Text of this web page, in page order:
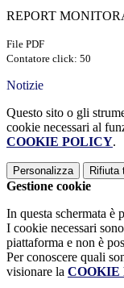
REPORT
File PDF
Contatore click: 50
Notizie
Questo sito o gli
cookie necessari al
COOKIE POLICY.
Personalizza Rifiuta
Gestione cookie
In questa schermata è
I cookie necessari
piattaforma e non è
Per conoscere quali
visionare la COOKIE